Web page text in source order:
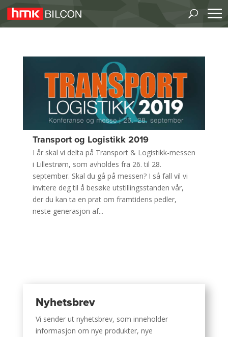
Transport og Logistikk 2019
I år skal vi delta på Transport & Logistikk-messen
i Lillestrøm, som avholdes fra 26. til 28.
september. Skal du gå på messen? I så fall vil vi
invitere deg til å besøke utstillingsstanden vår,
der du kan ta en prat om framtidens pedler,
neste generasjon af...
Nyhetsbrev
Vi sender ut nyhetsbrev, som inneholder
informasjon om nye produkter, nye